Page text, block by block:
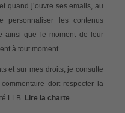
quand j’ouvre ses emails, au
les contenus
ainsi que le moment de leur
à tout moment.
et sur mes droits, je consulte
doit respecter la
LLB. Lire la charte.